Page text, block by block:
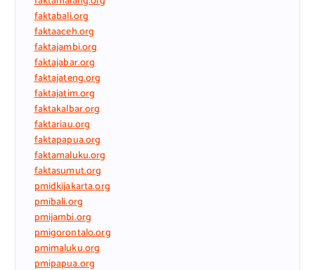
faktabali.org
faktaaceh.org
faktajambi.org
faktajabar.org
faktajateng.org
faktajatim.org
faktakalbar.org
faktariau.org
faktapapua.org
faktamaluku.org
faktasumut.org
pmidkijakarta.org
pmibali.org
pmijambi.org
pmigorontalo.org
pmimaluku.org
pmipapua.org